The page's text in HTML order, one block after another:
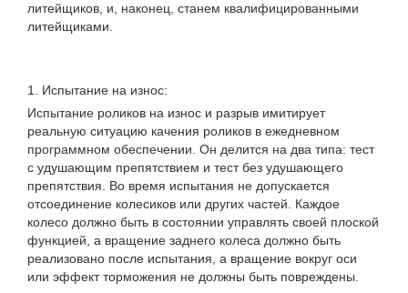
литейщиков, и, наконец, станем квалифицированными
литейщиками.
1. Испытание на износ:
Испытание роликов на износ и разрыв имитирует
реальную ситуацию качения роликов в ежедневном
программном обеспечении. Он делится на два типа: тест
с удушающим препятствием и тест без удушающего
препятствия. Во время испытания не допускается
отсоединение колесиков или других частей. Каждое
колесо должно быть в состоянии управлять своей плоской
функцией, а вращение заднего колеса должно быть
реализовано после испытания, а вращение вокруг оси
или эффект торможения не должны быть повреждены.